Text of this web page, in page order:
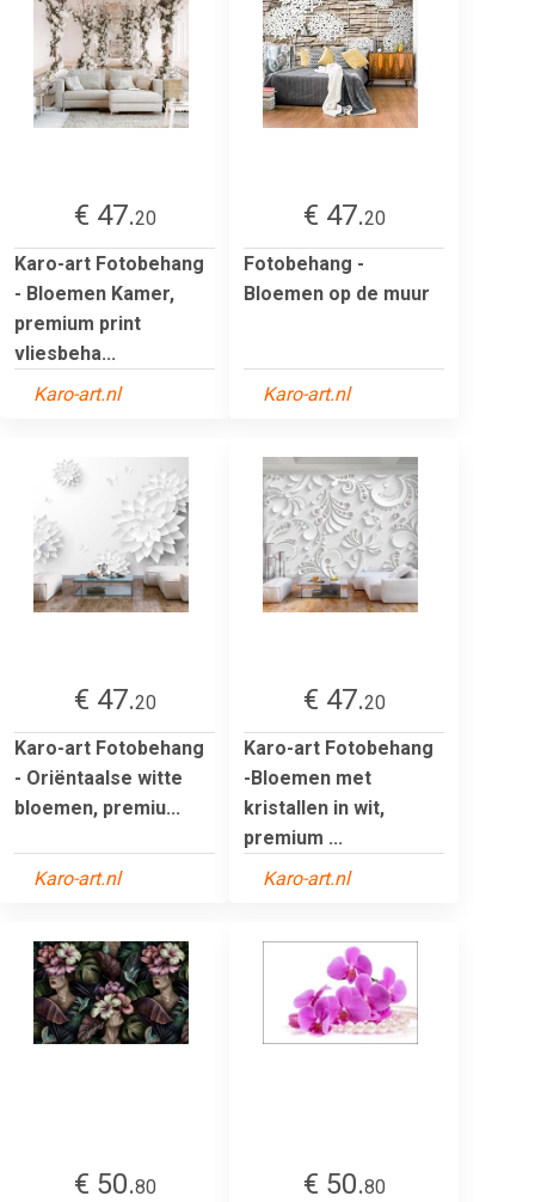
€ 47.20
Karo-art Fotobehang
- Bloemen Kamer,
premium print
vliesbeha...
Karo-art.nl
€ 47.20
Fotobehang -
Bloemen op de muur
Karo-art.nl
€ 47.20
Karo-art Fotobehang
- Oriëntaalse witte
bloemen, premiu...
Karo-art.nl
€ 47.20
Karo-art Fotobehang
-Bloemen met
kristallen in wit,
premium ...
Karo-art.nl
€ 50.80
€ 50.80